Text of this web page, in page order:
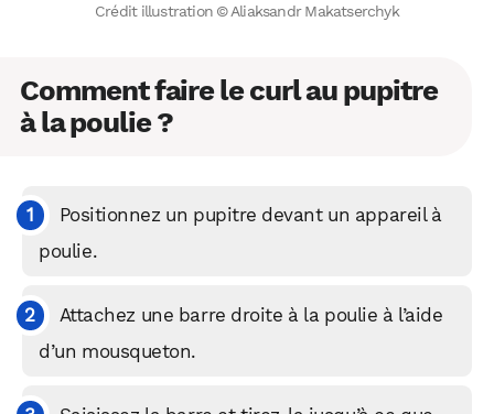
Crédit illustration © Aliaksandr Makatserchyk
Comment faire le curl au pupitre
à la poulie ?
Positionnez un pupitre devant un appareil à
poulie.
Attachez une barre droite à la poulie à l’aide
d’un mousqueton.